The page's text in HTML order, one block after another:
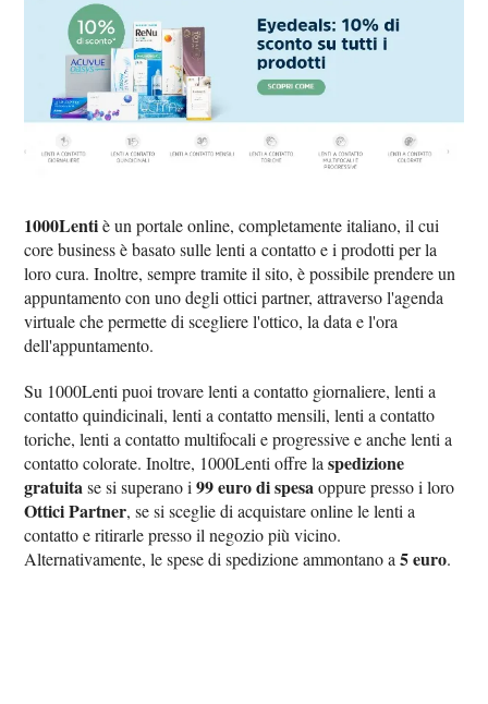
1000Lentiè un portale online, completamente italiano, il cui
core business è basato sulle lenti a contatto e i prodotti per la
loro cura. Inoltre, sempre tramite il sito, è possibile prendere un
appuntamento con uno degli ottici partner, attraverso l'agenda
virtuale che permette di scegliere l'ottico, la data e l'ora
dell'appuntamento.
Su 1000Lenti puoi trovare lenti a contatto giornaliere, lenti a
contatto quindicinali, lenti a contatto mensili, lenti a contatto
toriche, lenti a contatto multifocali e progressive e anche lenti a
contatto colorate. Inoltre, 1000Lenti offre laspedizione
gratuitase si superano i99 euro di spesaoppure presso i loro
Ottici Partner, se si sceglie di acquistare online le lenti a
contatto e ritirarle presso il negozio più vicino.
Alternativamente, le spese di spedizione ammontano a5 euro.